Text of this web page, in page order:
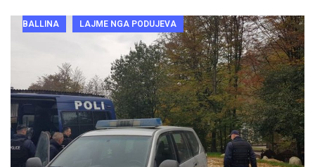
BALLINA LAJME NGA PODUJEVA